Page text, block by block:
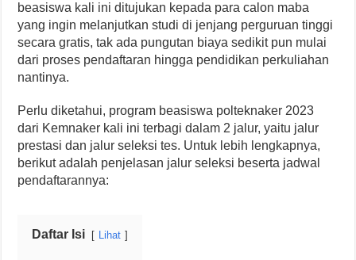
beasiswa kali ini ditujukan kepada para calon maba
yang ingin melanjutkan studi di jenjang perguruan tinggi
secara gratis, tak ada pungutan biaya sedikit pun mulai
dari proses pendaftaran hingga pendidikan perkuliahan
nantinya.
Perlu diketahui, program beasiswa polteknaker 2023
dari Kemnaker kali ini terbagi dalam 2 jalur, yaitu jalur
prestasi dan jalur seleksi tes. Untuk lebih lengkapnya,
berikut adalah penjelasan jalur seleksi beserta jadwal
pendaftarannya:
Daftar Isi Lihat